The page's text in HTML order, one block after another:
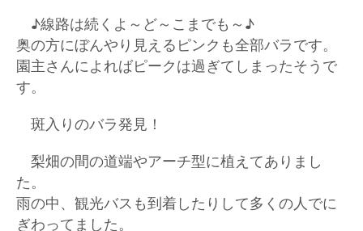
♪線路は続くよ～ど～こまでも～♪
奥の方にぼんやり見えるピンクも全部バラです。
園主さんによればピークは過ぎてしまったそうで
す。
斑入りのバラ発見！
梨畑の間の道端やアーチ型に植えてありまし
た。
雨の中、観光バスも到着したりして多くの人でに
ぎわってました。